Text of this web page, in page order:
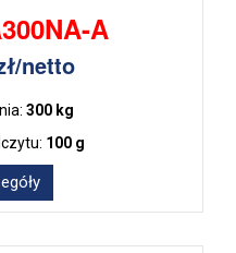
A
netto
300 kg
100 g